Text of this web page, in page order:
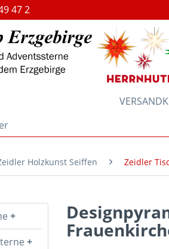
47 2
Holzkunst Seiffen Zeidler